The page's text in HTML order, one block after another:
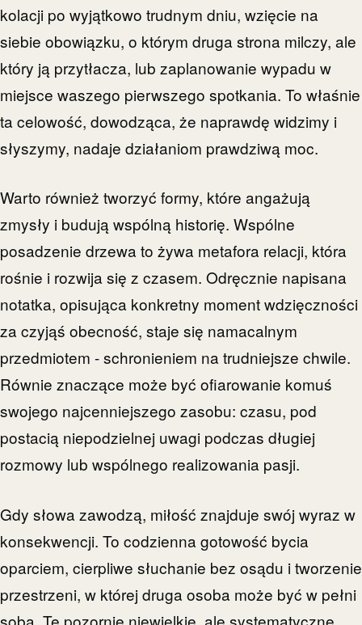
kolacji po wyjątkowo trudnym dniu, wzięcie na
siebie obowiązku, o którym druga strona milczy, ale
który ją przytłacza, lub zaplanowanie wypadu w
miejsce waszego pierwszego spotkania. To właśnie
ta celowość, dowodząca, że naprawdę widzimy i
słyszymy, nadaje działaniom prawdziwą moc.
Warto również tworzyć formy, które angażują
zmysły i budują wspólną historię. Wspólne
posadzenie drzewa to żywa metafora relacji, która
rośnie i rozwija się z czasem. Odręcznie napisana
notatka, opisująca konkretny moment wdzięczności
za czyjąś obecność, staje się namacalnym
przedmiotem - schronieniem na trudniejsze chwile.
Równie znaczące może być ofiarowanie komuś
swojego najcenniejszego zasobu: czasu, pod
postacią niepodzielnej uwagi podczas długiej
rozmowy lub wspólnego realizowania pasji.
Gdy słowa zawodzą, miłość znajduje swój wyraz w
konsekwencji. To codzienna gotowość bycia
oparciem, cierpliwe słuchanie bez osądu i tworzenie
przestrzeni, w której druga osoba może być w pełni
sobą. Te pozornie niewielkie, ale systematyczne